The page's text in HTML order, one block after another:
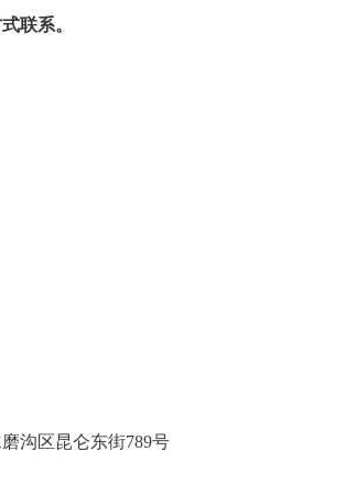
联系。
总队
公司
木齐市水磨沟区昆仑东街